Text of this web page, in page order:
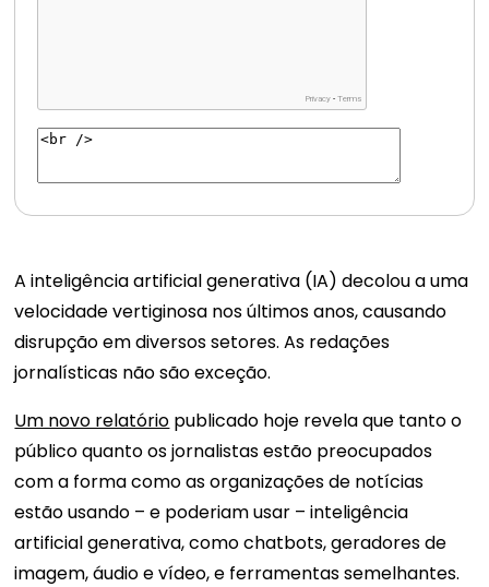
A inteligência artificial generativa (IA) decolou a uma
velocidade vertiginosa nos últimos anos, causando
disrupção em diversos setores. As redações
jornalísticas não são exceção.
Um novo relatório publicado hoje revela que tanto o
público quanto os jornalistas estão preocupados
com a forma como as organizações de notícias
estão usando – e poderiam usar – inteligência
artificial generativa, como chatbots, geradores de
imagem, áudio e vídeo, e ferramentas semelhantes.